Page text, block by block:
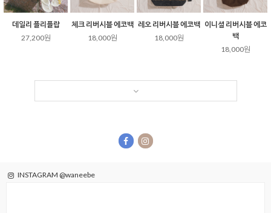
데일리 플리플랍
27,200원
체크 리버시블 에코백
18,000원
레오 리버시블 에코백
18,000원
이니셜 리버시블 에코
백
18,000원
INSTAGRAM @waneebe